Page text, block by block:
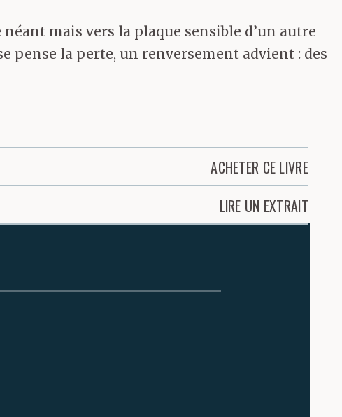
mais vers la plaque sensible d’un autre
pense la perte, un renversement advient : des
ACHETER CE LIVRE
LIRE UN EXTRAIT